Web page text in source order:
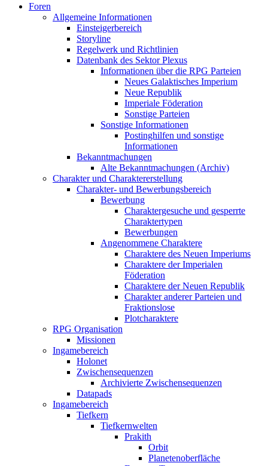
Foren
Allgemeine Informationen
Einsteigerbereich
Storyline
Regelwerk und Richtlinien
Datenbank des Sektor Plexus
Informationen über die RPG Parteien
Neues Galaktisches Imperium
Neue Republik
Imperiale Föderation
Sonstige Parteien
Sonstige Informationen
Postinghilfen und sonstige
Informationen
Bekanntmachungen
Alte Bekanntmachungen (Archiv)
Charakter und Charaktererstellung
Charakter- und Bewerbungsbereich
Bewerbung
Charaktergesuche und gesperrte
Charaktertypen
Bewerbungen
Angenommene Charaktere
Charaktere des Neuen Imperiums
Charaktere der Imperialen
Föderation
Charaktere der Neuen Republik
Charakter anderer Parteien und
Fraktionslose
Plotcharaktere
RPG Organisation
Missionen
Ingamebereich
Holonet
Zwischensequenzen
Archivierte Zwischensequenzen
Datapads
Ingamebereich
Tiefkern
Tiefkernwelten
Prakith
Orbit
Planetenoberfläche